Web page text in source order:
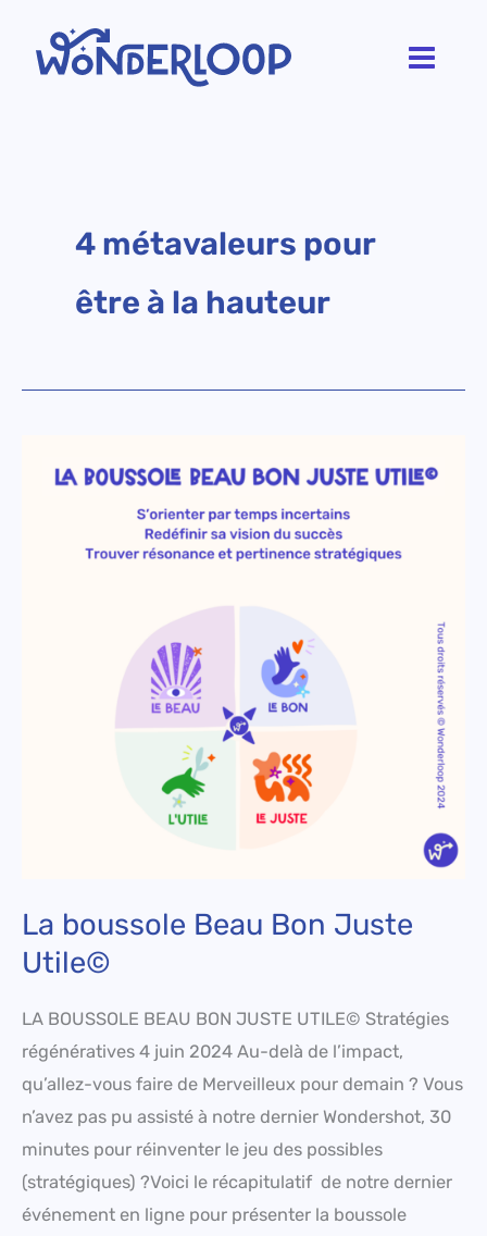
contenu
4 métavaleurs pour
être à la hauteur
La boussole Beau Bon Juste
Utile©
LA BOUSSOLE BEAU BON JUSTE UTILE© Stratégies
régénératives 4 juin 2024 Au-delà de l’impact,
qu’allez-vous faire de Merveilleux pour demain ? Vous
n’avez pas pu assisté à notre dernier Wondershot, 30
minutes pour réinventer le jeu des possibles
(stratégiques) ?Voici le récapitulatif de notre dernier
événement en ligne pour présenter la boussole
boussole